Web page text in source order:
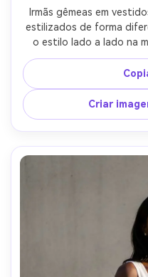
Irmãs gêmeas em
estilizados de forma
o estilo lado a lado na
como o tecido cai no
sombra aberta com salto
f/2.8, composição de
humor brincalhão
fotorealista, classificação
naturalmente em seu
Criar